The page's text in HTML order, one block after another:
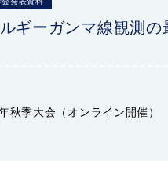
ギーガンマ線観測の
秋季大会（オンライン開催）